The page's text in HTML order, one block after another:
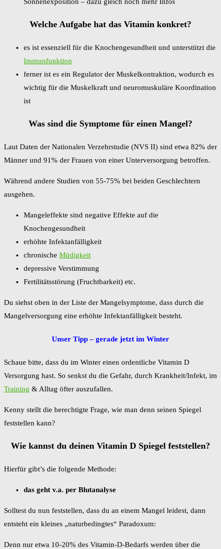
Welche Aufgabe hat das Vitamin konkret?
es ist essenziell für die Knochengesundheit und unterstützt die
Immunfunktion
ferner ist es ein Regulator der Muskelkontraktion, wodurch es
wichtig für die Muskelkraft und neuromuskuläre Koordination
ist
Was sind die Symptome für einen Mangel?
Laut Daten der Nationalen Verzehrstudie (NVS II) sind etwa 82% der
Männer und 91% der Frauen von einer Unterversorgung betroffen.
Während andere Studien von 55-75% bei beiden Geschlechtern
ausgehen.
Mangeleffekte sind negative Effekte auf die
Knochengesundheit
erhöhte Infektanfälligkeit
chronische Müdigkeit
depressive Verstimmung
Fertilitätsstörung (Fruchtbarkeit) etc.
Du siehst oben in der Liste der Mangelsymptome, dass durch die
Mangelversorgung eine erhöhte Infektanfälligkeit besteht.
Unser Tipp – gerade jetzt im Winter
Schaue bitte, dass du im Winter einen ordentliche Vitamin D
Versorgung hast. So senkst du die Gefahr, durch Krankheit/Infekt, im
Training & Alltag öfter auszufallen.
Kenny stellt die berechtigte Frage, wie man denn seinen Spiegel
feststellen kann?
Wie kannst du deinen Vitamin D Spiegel feststellen?
Hierfür gibt’s die folgende Methode:
das geht v.a. per Blutanalyse
Solltest du nun feststellen, dass du an einem Mangel leidest, dann
entsteht ein kleines „naturbedingtes“ Paradoxum:
Denn nur etwa 10-20% des Vitamin-D-Bedarfs werden über die